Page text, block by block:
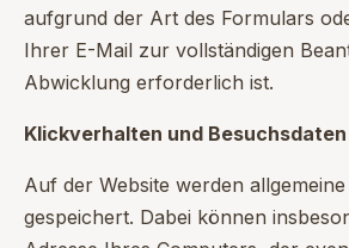
aufgrund der Art des Formulars
Ihrer E-Mail zur vollständigen
Abwicklung erforderlich ist.
Klickverhalten und Besuchsdaten
Auf der Website werden
gespeichert. Dabei können